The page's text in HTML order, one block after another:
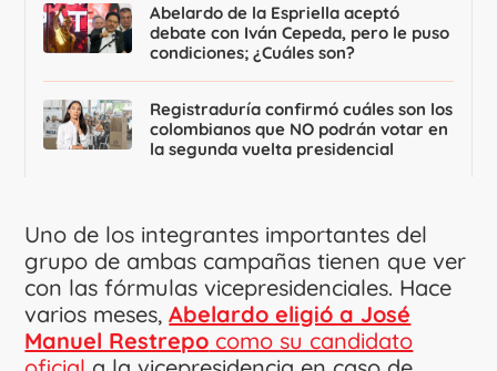
Abelardo de la Espriella aceptó
debate con Iván Cepeda, pero le puso
condiciones; ¿Cuáles son?
Registraduría confirmó cuáles son los
colombianos que NO podrán votar en
la segunda vuelta presidencial
Uno de los integrantes importantes del
grupo de ambas campañas tienen que ver
con las fórmulas vicepresidenciales. Hace
varios meses,Abelardo eligió a José
Manuel Restrepo como su candidato